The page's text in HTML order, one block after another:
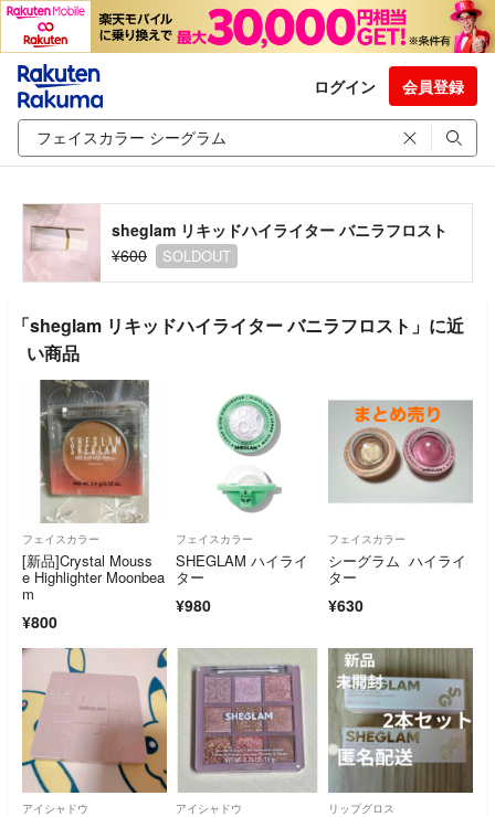
ログイン 会員登録
sheglam リキッドハイライター バニラフロスト
¥600
SOLDOUT
「sheglam リキッドハイライター バニラフロスト」に近
い商品
フェイスカラー
[新品]Crystal Mouss
e Highlighter Moonbea
m
¥800
フェイスカラー
SHEGLAM ハイライ
ター
¥980
フェイスカラー
シーグラム ハイライ
ター
¥630
アイシャドウ アイシャドウ リップグロス